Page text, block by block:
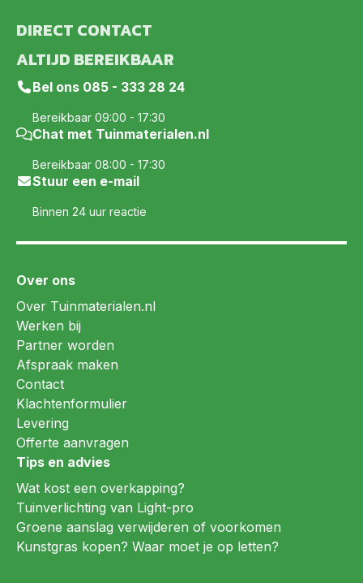
DIRECT CONTACT
ALTIJD BEREIKBAAR
Bel ons 085 - 333 28 24
Bereikbaar 09:00 - 17:30
Chat met Tuinmaterialen.nl
Bereikbaar 08:00 - 17:30
Stuur een e-mail
Binnen 24 uur reactie
Over ons
Over Tuinmaterialen.nl
Werken bij
Partner worden
Afspraak maken
Contact
Klachtenformulier
Levering
Offerte aanvragen
Tips en advies
Wat kost een overkapping?
Tuinverlichting van Light-pro
Groene aanslag verwijderen of voorkomen
Kunstgras kopen? Waar moet je op letten?